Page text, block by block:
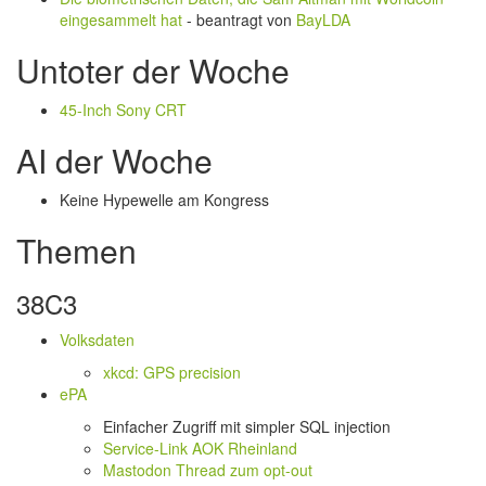
eingesammelt hat - beantragt von BayLDA
Untoter der Woche
45-Inch Sony CRT
AI der Woche
Keine Hypewelle am Kongress
Themen
38C3
Volksdaten
xkcd: GPS precision
ePA
Einfacher Zugriff mit simpler SQL injection
Service-Link AOK Rheinland
Mastodon Thread zum opt-out